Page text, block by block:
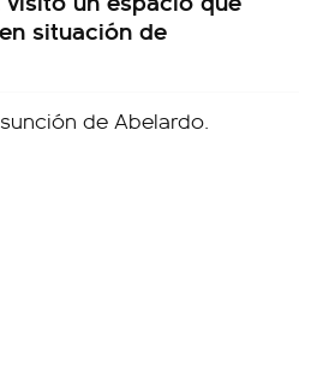
situación de